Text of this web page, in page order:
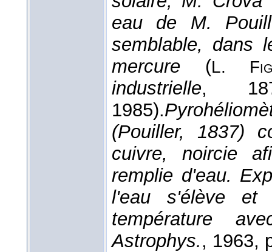
eau de M.
semblable, dans
mercure (L.
industrielle,
1985).
(Pouiller, 1837)
cuivre, noircie
remplie d'eau.
l'eau s'élève et
température
Astrophys., 1963,